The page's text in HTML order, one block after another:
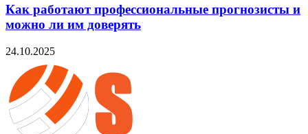
Как работают профессиональные прогнозисты и
можно ли им доверять
24.10.2025